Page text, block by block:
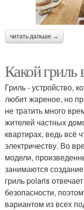
читать дальше →
Какой гриль
Гриль - устройство,
любит жареное, но
не тратить много
жителей частных
квартирах, ведь всё
электричеству. Во
модели,
занимаются
гриль polaris
безопасности,
вариантом из всех